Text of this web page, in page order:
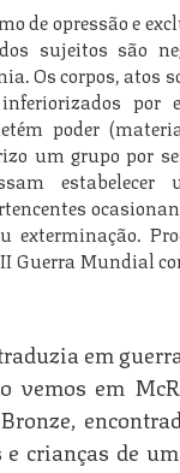
de opressão e
sujeitos são
Os corpos, atos
por
poder
um grupo por
exterminação.
Guerra Mundial
em
vemos em
crianças de